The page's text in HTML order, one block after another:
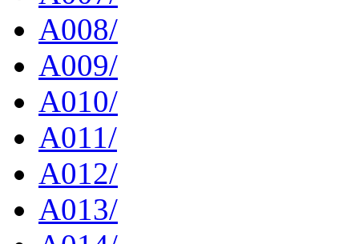
A008/
A009/
A010/
A011/
A012/
A013/